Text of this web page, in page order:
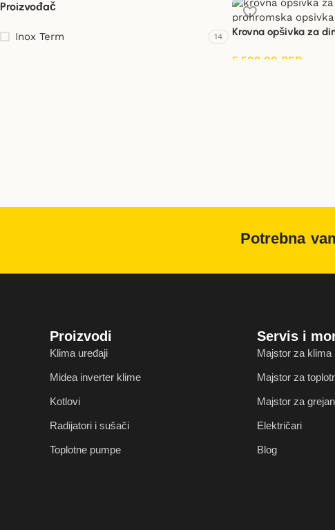
Proizvođač
Inox Term 14 Krovna opšivka za
5.500,00 RSD
Potrebna
Proizvodi
Klima uređaji
Midea inverter klime
Kotlovi
Radijatori i sušači
Toplotne pumpe
Servis i
Majstor za klima
Majstor za
Majstor za
Električari
Blog